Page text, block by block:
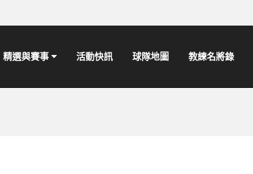
精選與賽事 活動快訊 球隊地圖 教練名將錄